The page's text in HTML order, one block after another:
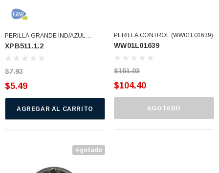
PERILLA GRANDE IND/AZUL
DESCONTINUADA (XPB511.1.2)
XPB511.1.2
$7.93
$5.49
AGREGAR AL CARRITO
PERILLA CONTROL (WW01L01639)
WW01L01639
$151.03
$104.40
AGOTADO
Agotado